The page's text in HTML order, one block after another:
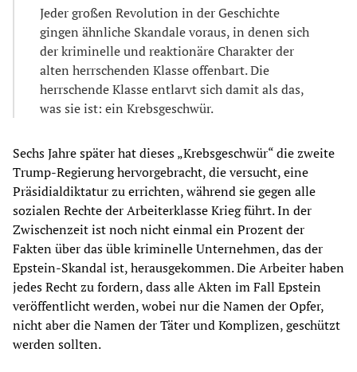
Jeder großen Revolution in der Geschichte
gingen ähnliche Skandale voraus, in denen sich
der kriminelle und reaktionäre Charakter der
alten herrschenden Klasse offenbart. Die
herrschende Klasse entlarvt sich damit als das,
was sie ist: ein Krebsgeschwür.
Sechs Jahre später hat dieses „Krebsgeschwür“ die zweite
Trump-Regierung hervorgebracht, die versucht, eine
Präsidialdiktatur zu errichten, während sie gegen alle
sozialen Rechte der Arbeiterklasse Krieg führt. In der
Zwischenzeit ist noch nicht einmal ein Prozent der
Fakten über das üble kriminelle Unternehmen, das der
Epstein-Skandal ist, herausgekommen. Die Arbeiter haben
jedes Recht zu fordern, dass alle Akten im Fall Epstein
veröffentlicht werden, wobei nur die Namen der Opfer,
nicht aber die Namen der Täter und Komplizen, geschützt
werden sollten.